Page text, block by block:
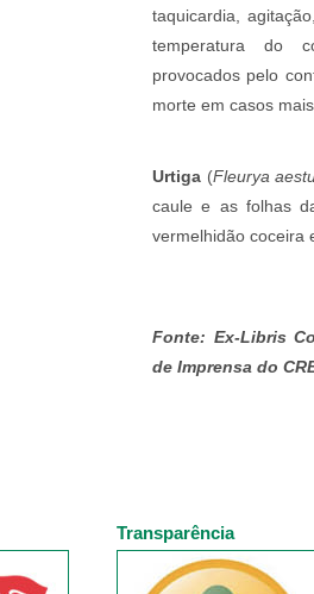
taquicardia,
temperatura do
provocados pelo
morte em casos
Urtiga (Fleurya
caule e as folhas
vermelhidão coceira
Fonte: Ex-Libris
de Imprensa do
Transparência